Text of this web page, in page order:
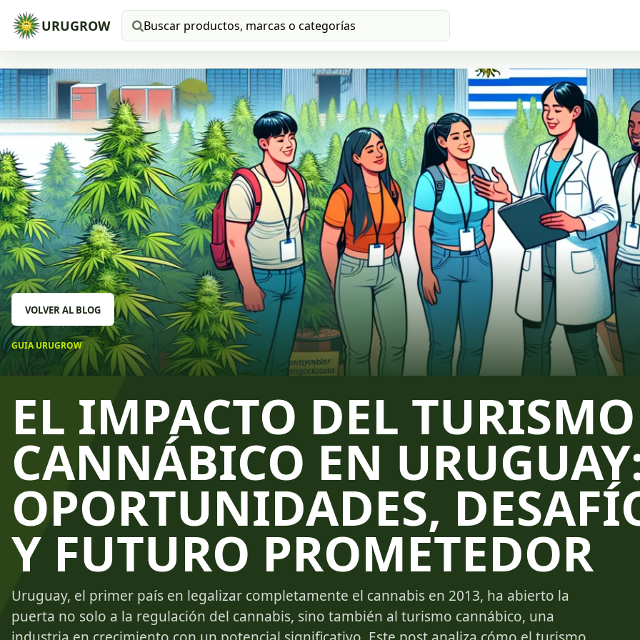
URUGROW Buscar productos
VOLVER AL BLOG
GUIA URUGROW
EL IMPACTO DEL TURISMO
CANNÁBICO EN
OPORTUNIDADES,
Y FUTURO PROMETEDOR
Uruguay, el primer país en legalizar completamente el cannabis en 2013, ha abierto la
puerta no solo a la regulación del cannabis, sino también al turismo cannábico, una